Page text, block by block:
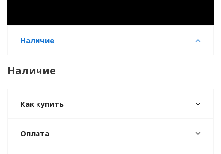
Наличие
Наличие
Как купить
Оплата